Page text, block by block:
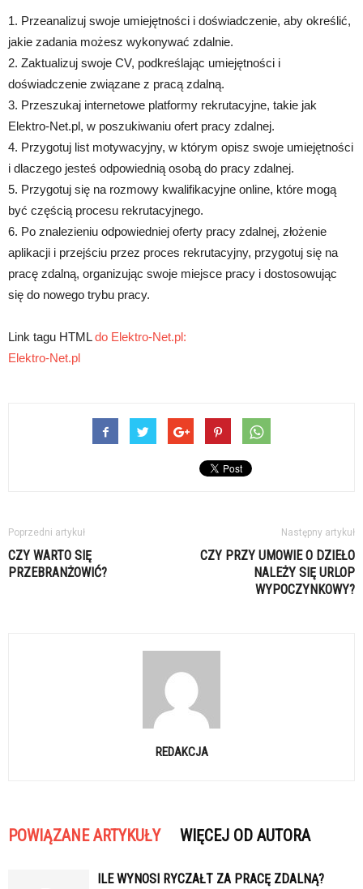
1. Przeanalizuj swoje umiejętności i doświadczenie, aby określić,
jakie zadania możesz wykonywać zdalnie.
2. Zaktualizuj swoje CV, podkreślając umiejętności i
doświadczenie związane z pracą zdalną.
3. Przeszukaj internetowe platformy rekrutacyjne, takie jak
Elektro-Net.pl, w poszukiwaniu ofert pracy zdalnej.
4. Przygotuj list motywacyjny, w którym opisz swoje umiejętności
i dlaczego jesteś odpowiednią osobą do pracy zdalnej.
5. Przygotuj się na rozmowy kwalifikacyjne online, które mogą
być częścią procesu rekrutacyjnego.
6. Po znalezieniu odpowiedniej oferty pracy zdalnej, złożenie
aplikacji i przejściu przez proces rekrutacyjny, przygotuj się na
pracę zdalną, organizując swoje miejsce pracy i dostosowując
się do nowego trybu pracy.
Link tagu HTMLdo Elektro-Net.pl:
Elektro-Net.pl
Poprzedni artykuł
CZY WARTO SIĘ
PRZEBRANŻOWIĆ?
Następny artykuł
CZY PRZY UMOWIE O DZIEŁO
NALEŻY SIĘ URLOP
WYPOCZYNKOWY?
REDAKCJA
POWIĄZANE ARTYKUŁY WIĘCEJ OD AUTORA
ILE WYNOSI RYCZAŁT ZA PRACĘ ZDALNĄ?